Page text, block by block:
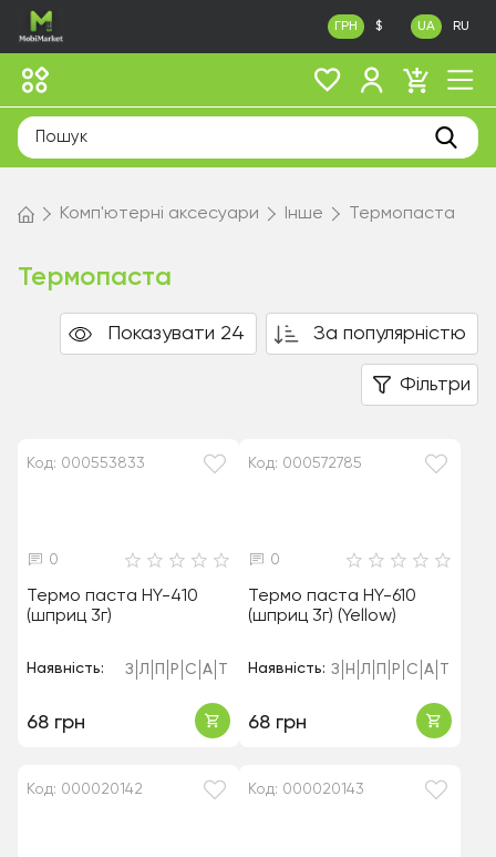
ГРН $ UA RU
Комп'ютерні аксесуари Інше Термопаста
Термопаста
Показувати 24 За популярністю
Фільтри
Код: 000553833
0
Термо паста HY-410
(шприц 3г)
Наявність: З Л Р С А
68 грн
Код: 000572785
0
Термо паста HY-610
(шприц 3г) (Yellow)
Наявність: З Н Л Р С А
68 грн
Код: 000020142 Код: 000020143